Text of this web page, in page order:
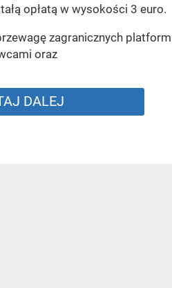
opłatą w wysokości 3 euro.
zagranicznych platform
oraz
DALEJ